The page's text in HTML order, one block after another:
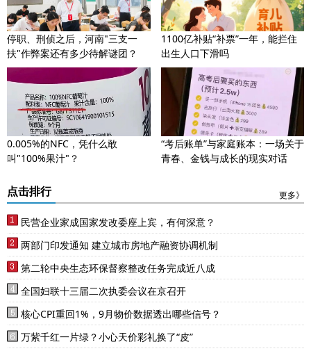
停职、刑侦之后，河南"三支一
扶"作弊案还有多少待解谜团？
1100亿补贴“补票”一年，能拦住
出生人口下滑吗
0.005%的NFC，凭什么敢
叫"100%果汁"？
“考后账单”与家庭账本：一场关于
青春、金钱与成长的现实对话
点击排行 更多》
民营企业家成国家发改委座上宾，有何深意？
两部门印发通知 建立城市房地产融资协调机制
第二轮中央生态环保督察整改任务完成近八成
全国妇联十三届二次执委会议在京召开
核心CPI重回1%，9月物价数据透出哪些信号？
万紫千红一片绿？小心天价彩礼换了“皮”